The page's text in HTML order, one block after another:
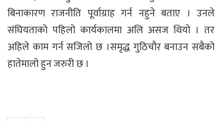
बिनाकारण राजनीति पूर्वाग्राह गर्न नहुने बताए । उनले
संघियताको पहिलो कार्यकालमा अलि असज थियो । तर
अहिले काम गर्न सजिलो छ ।समृद्ध गुठिचौर बनाउन सबैको
हातेमालो हुन जरुरी छ ।